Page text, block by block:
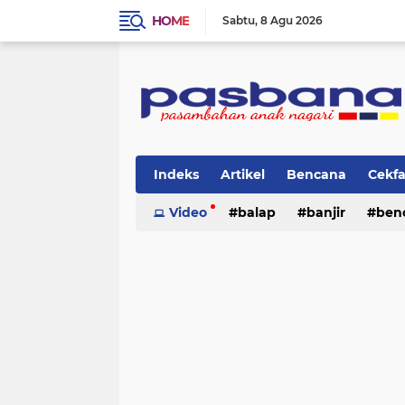
HOME Sabtu 8 Agu 2026
Indeks Artikel Bencana
Musik Olahraga Pariwisata
Video balap banjir